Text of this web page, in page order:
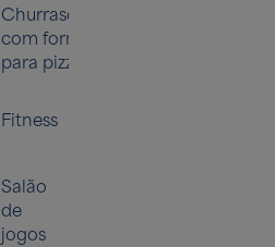
Churrasqueira
com forno
para pizza
Fitness
Salão
de
jogos